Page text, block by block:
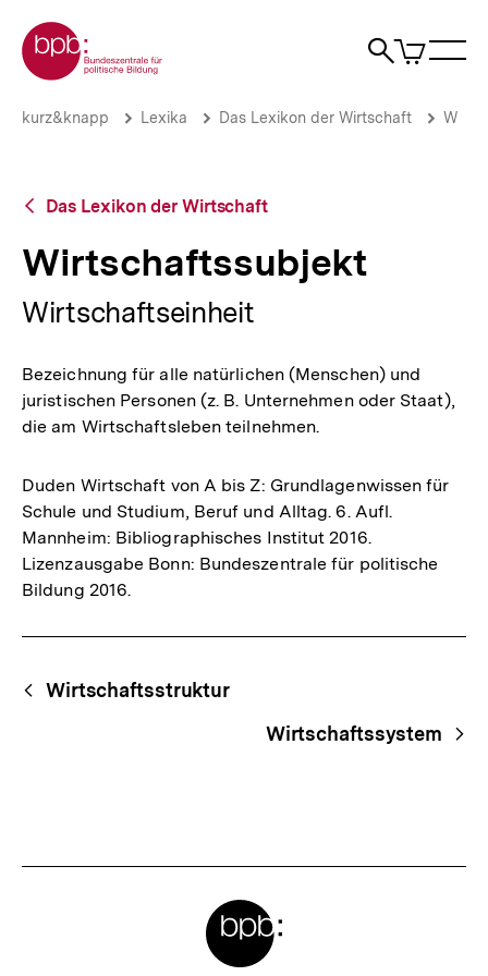
zum
Seiteninhalt
springen
Zur Startseite der bpb
Suche
Artikel
im
Wirtschaftssubjekt
Brotkrümelnavigation
Pfadnavigation
kurz&knapp Lexika Das Lexikon der Wirtschaft W
Zurück
Übersicht
Das Lexikon der Wirtschaft
Wirtschaftssubjekt
Wirtschaftseinheit
Bezeichnung für alle natürlichen (Menschen) und
juristischen Personen (z. B. Unternehmen oder Staat),
die am Wirtschaftsleben teilnehmen.
Duden Wirtschaft von A bis Z: Grundlagenwissen für
Schule und Studium, Beruf und Alltag. 6. Aufl.
Mannheim: Bibliographisches Institut 2016.
Lizenzausgabe Bonn: Bundeszentrale für politische
Bildung 2016.
Begriffsnavigation
Content-
Navigation
Wirtschaftsstruktur
Wirtschaftssystem